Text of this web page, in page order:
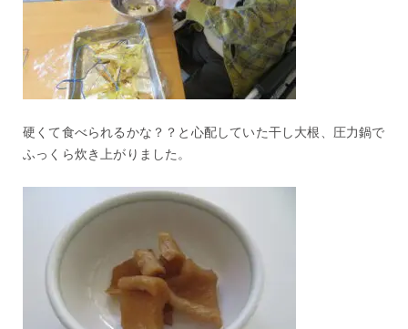
硬くて食べられるかな？？と心配していた干し大根、圧力鍋で
ふっくら炊き上がりました。